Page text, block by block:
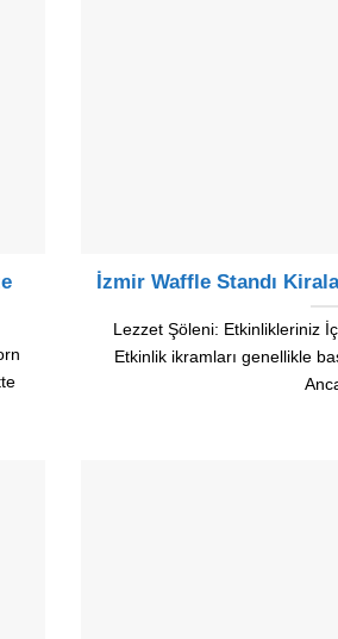
İzmir Waffle Standı
Lezzet Şöleni: Etkinlikleriniz
Etkinlik ikramları genellikle